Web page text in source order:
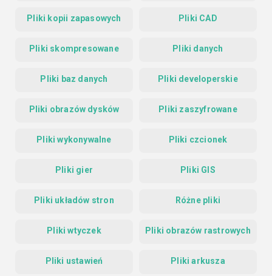
Pliki kopii zapasowych Pliki CAD
Pliki skompresowane Pliki danych
Pliki baz danych Pliki developerskie
Pliki obrazów dysków Pliki zaszyfrowane
Pliki wykonywalne Pliki czcionek
Pliki gier Pliki GIS
Pliki układów stron Różne pliki
Pliki wtyczek Pliki obrazów rastrowych
Pliki ustawień Pliki arkusza